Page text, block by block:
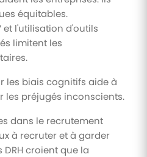
équitables.
et l'utilisation d'outils
limitent les
les biais cognitifs aide à
les préjugés inconscients.
dans le recrutement
à recruter et à garder
DRH croient que la